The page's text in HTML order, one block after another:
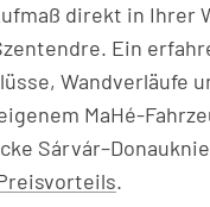
direkt in Ihrer
Ein
Wandverläufe
MaHé-
.